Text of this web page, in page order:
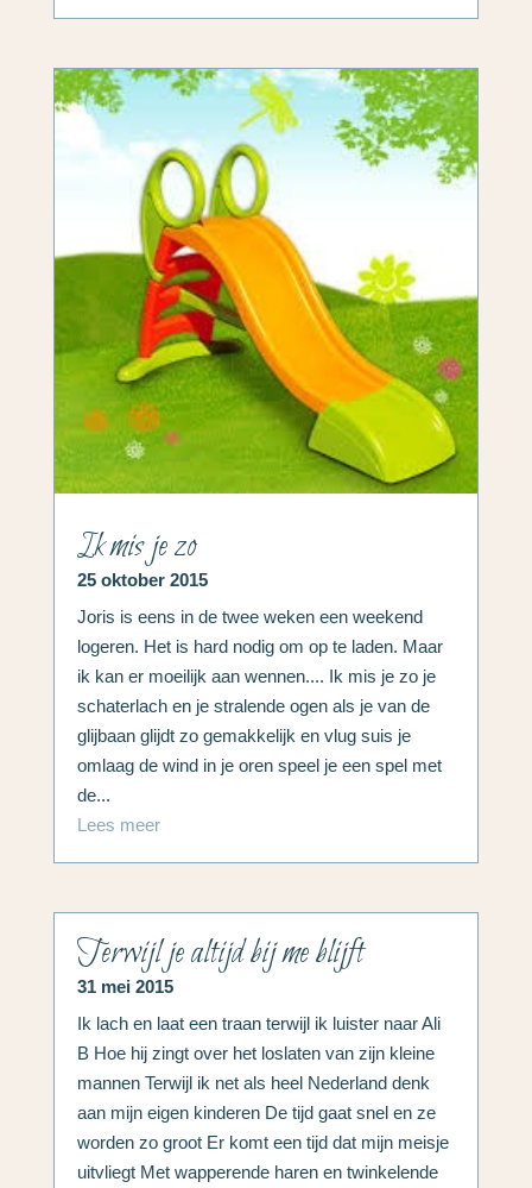
Ik mis je zo
25 oktober 2015
Joris is eens in de twee weken een weekend
logeren. Het is hard nodig om op te laden. Maar
ik kan er moeilijk aan wennen.... Ik mis je zo je
schaterlach en je stralende ogen als je van de
glijbaan glijdt zo gemakkelijk en vlug suis je
omlaag de wind in je oren speel je een spel met
de...
Lees meer
Terwijl je altijd bij me blijft
31 mei 2015
Ik lach en laat een traan terwijl ik luister naar Ali
B Hoe hij zingt over het loslaten van zijn kleine
mannen Terwijl ik net als heel Nederland denk
aan mijn eigen kinderen De tijd gaat snel en ze
worden zo groot Er komt een tijd dat mijn meisje
uitvliegt Met wapperende haren en twinkelende